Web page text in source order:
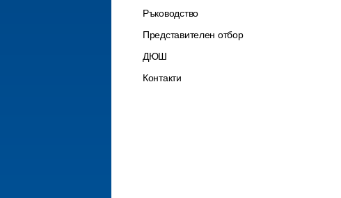
Ръководство
Представителен отбор
ДЮШ
Контакти